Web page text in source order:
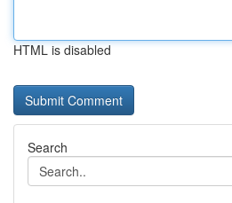
HTML is disabled
Search